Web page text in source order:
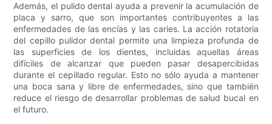
Además, el pulido dental ayuda a prevenir la acumulación de
placa y sarro, que son importantes contribuyentes a las
enfermedades de las encías y las caries. La acción rotatoria
del cepillo pulidor dental permite una limpieza profunda de
las superficies de los dientes, incluidas aquellas áreas
difíciles de alcanzar que pueden pasar desapercibidas
durante el cepillado regular. Esto no sólo ayuda a mantener
una boca sana y libre de enfermedades, sino que también
reduce el riesgo de desarrollar problemas de salud bucal en
el futuro.